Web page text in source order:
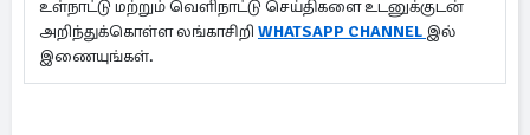
உள்நாட்டு மற்றும் வெளிநாட்டு செய்திகளை உடனுக்குடன்
அறிந்துக்கொள்ள லங்காசிறி WHATSAPP CHANNEL இல்
இணையுங்கள்.